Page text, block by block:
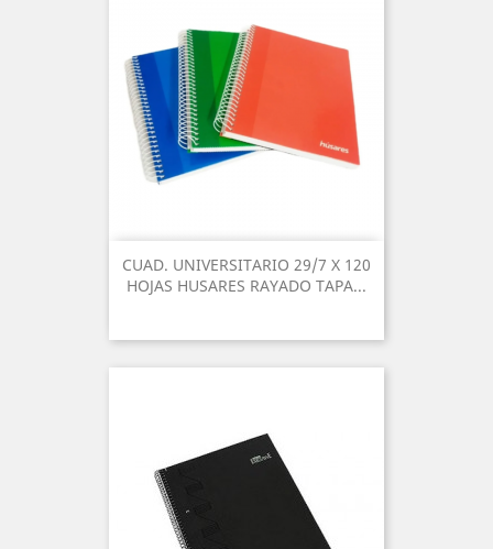
CUAD. UNIVERSITARIO 29/7 X 120
HOJAS HUSARES RAYADO TAPA...